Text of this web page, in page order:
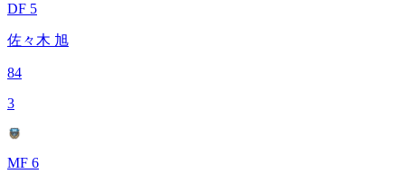
DF 5
佐々木 旭
84
3
MF 6